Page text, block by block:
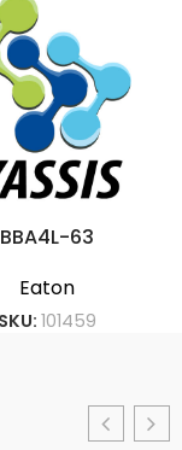
BBA4L-63
Eaton
SKU: 101459